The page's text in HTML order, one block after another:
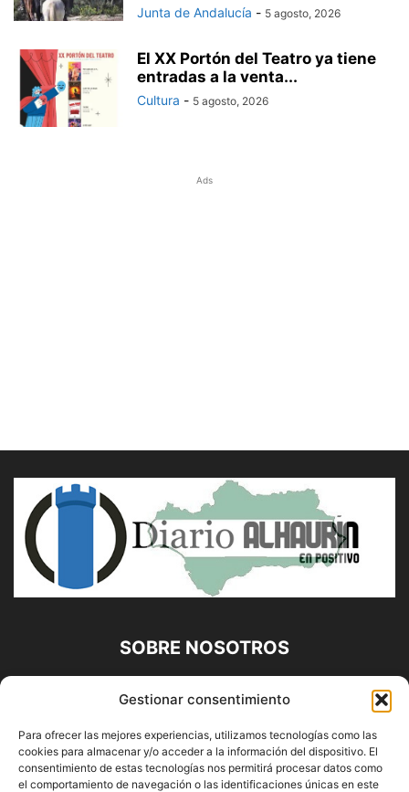
Gestionar consentimiento
Para ofrecer las mejores experiencias, utilizamos tecnologías como las
cookies para almacenar y/o acceder a la información del dispositivo. El
consentimiento de estas tecnologías nos permitirá procesar datos como
el comportamiento de navegación o las identificaciones únicas en este
Junta de Andalucía - 5 agosto, 2026
El XX Portón del Teatro ya tiene
entradas a la venta...
Cultura - 5 agosto, 2026
Ads
SOBRE NOSOTROS
Diario Alhaurín (www.alhaurindelatorre.com) Propiedad de
Francisco E. López López | 639 95 71 95 | Noticias de
Alhaurín de la Torre, Málaga y Provincia|
Contáctanos:info@alhaurindelatorre.com